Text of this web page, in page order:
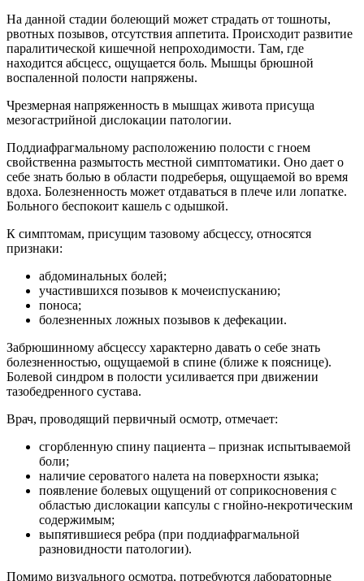
На данной стадии болеющий может страдать от тошноты,
рвотных позывов, отсутствия аппетита. Происходит развитие
паралитической кишечной непроходимости. Там, где
находится абсцесс, ощущается боль. Мышцы брюшной
воспаленной полости напряжены.
Чрезмерная напряженность в мышцах живота присуща
мезогастрийной дислокации патологии.
Поддиафрагмальному расположению полости с гноем
свойственна размытость местной симптоматики. Оно дает о
себе знать болью в области подреберья, ощущаемой во время
вдоха. Болезненность может отдаваться в плече или лопатке.
Больного беспокоит кашель с одышкой.
К симптомам, присущим тазовому абсцессу, относятся
признаки:
абдоминальных болей;
участившихся позывов к мочеиспусканию;
поноса;
болезненных ложных позывов к дефекации.
Забрюшинному абсцессу характерно давать о себе знать
болезненностью, ощущаемой в спине (ближе к пояснице).
Болевой синдром в полости усиливается при движении
тазобедренного сустава.
Врач, проводящий первичный осмотр, отмечает:
сгорбленную спину пациента – признак испытываемой
боли;
наличие сероватого налета на поверхности языка;
появление болевых ощущений от соприкосновения с
областью дислокации капсулы с гнойно-некротическим
содержимым;
выпятившиеся ребра (при поддиафрагмальной
разновидности патологии).
Помимо визуального осмотра, потребуются лабораторные